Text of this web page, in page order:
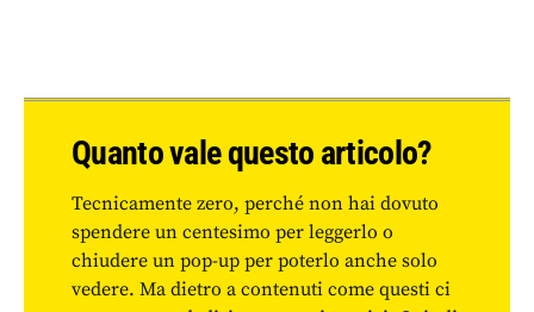
Quanto vale questo articolo?
Tecnicamente zero, perché non hai dovuto
spendere un centesimo per leggerlo o
chiudere un pop-up per poterlo anche solo
vedere. Ma dietro a contenuti come questi ci